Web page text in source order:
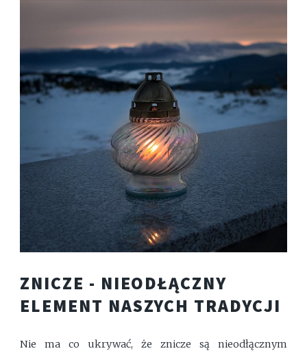
ZNICZE - NIEODŁĄCZNY
ELEMENT NASZYCH TRADYCJI
Nie ma co ukrywać, że znicze są nieodłącznym